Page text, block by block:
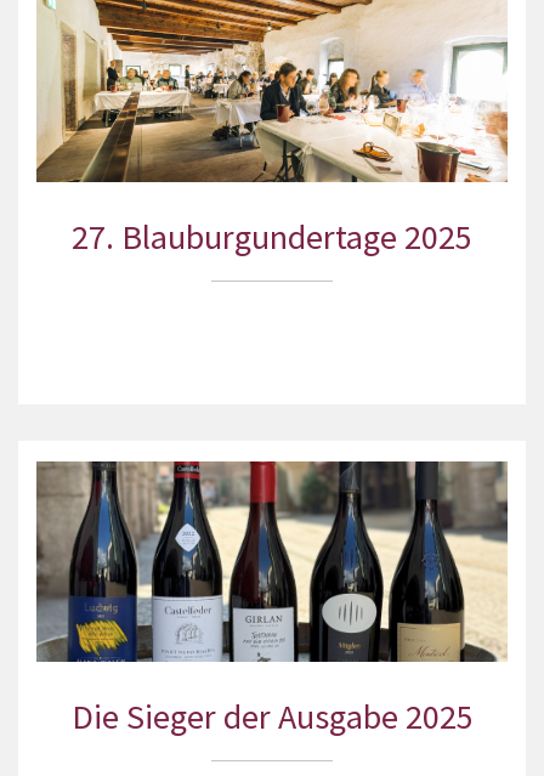
27. Blauburgundertage 2025
Die Sieger der Ausgabe 2025